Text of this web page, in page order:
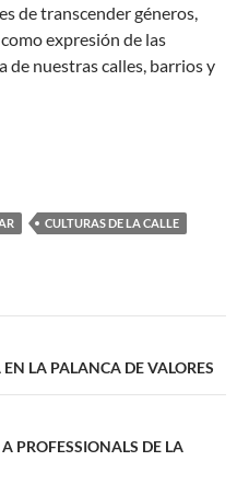
de transcender géneros,
expresión de las
de nuestras calles, barrios y
CULTURAS DE LA CALLE
LA PALANCA DE VALORES
PROFESSIONALS DE LA